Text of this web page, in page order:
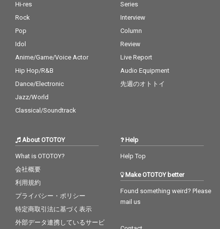
Hi-res
Rock
Pop
Idol
Anime/Game/Voice Actor
Hip Hop/R&B
Dance/Electronic
Jazz/World
Classical/Soundtrack
Series
Interview
Column
Review
Live Report
Audio Equipment
先週のオトトイ
About OTOTOY
What is OTOTOY?
会社概要
利用規約
プライバシー・ポリシー
特定商取引法に基づく表示
外部データ連携しているサービ
Help
Help Top
Make OTOTOY better
Found something weird? Please
mail us